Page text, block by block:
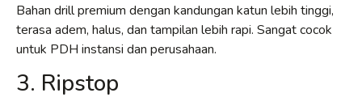
Bahan drill premium dengan kandungan katun lebih tinggi,
terasa adem, halus, dan tampilan lebih rapi. Sangat cocok
untuk PDH instansi dan perusahaan.
3. Ripstop